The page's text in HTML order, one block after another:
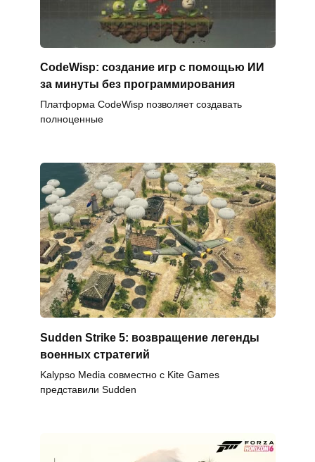
CodeWisp: создание игр с помощью ИИ
за минуты без программирования
Платформа CodeWisp позволяет создавать
полноценные
Sudden Strike 5: возвращение легенды
военных стратегий
Kalypso Media совместно с Kite Games
представили Sudden